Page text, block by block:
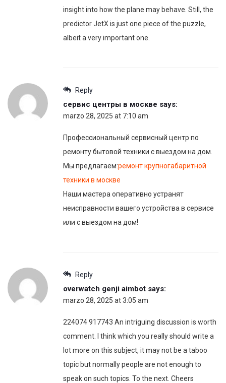
insight into how the plane may behave. Still, the
predictor JetX is just one piece of the puzzle,
albeit a very important one.
Reply
сервис центры в москве says:
marzo 28, 2025 at 7:10 am
Профессиональный сервисный центр по
ремонту бытовой техники с выездом на дом.
Мы предлагаем:ремонт крупногабаритной
техники в москве
Наши мастера оперативно устранят
неисправности вашего устройства в сервисе
или с выездом на дом!
Reply
overwatch genji aimbot says:
marzo 28, 2025 at 3:05 am
224074 917743 An intriguing discussion is worth
comment. I think which you really should write a
lot more on this subject, it may not be a taboo
topic but normally people are not enough to
speak on such topics. To the next. Cheers